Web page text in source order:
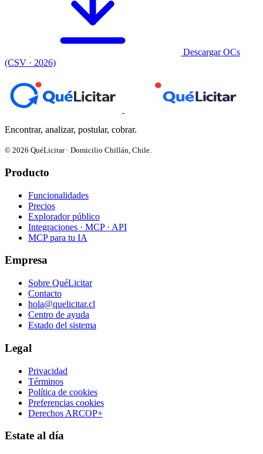
Descargar OCs
(CSV · 2026)
Encontrar, analizar, postular, cobrar.
© 2026 QuéLicitar · Domicilio Chillán, Chile.
Producto
Funcionalidades
Precios
Explorador público
Integraciones · MCP · API
MCP para tu IA
Empresa
Sobre QuéLicitar
Contacto
hola@quelicitar.cl
Centro de ayuda
Estado del sistema
Legal
Privacidad
Términos
Política de cookies
Preferencias cookies
Derechos ARCOP+
Estate al día